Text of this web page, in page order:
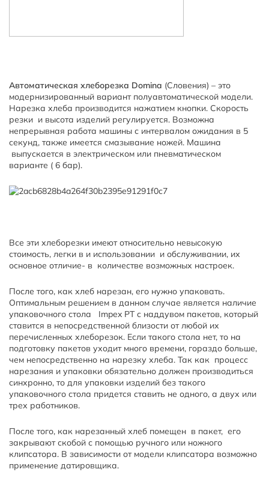
Автоматическая хлеборезка Domina (Словения) – это
модернизированный вариант полуавтоматической модели.
Нарезка хлеба производится нажатием кнопки. Скорость
резки и высота изделий регулируется. Возможна
непрерывная работа машины с интервалом ожидания в 5
секунд, также имеется смазывание ножей. Машина
выпускается в электрическом или пневматическом
варианте ( 6 бар).
Все эти хлеборезки имеют относительно невысокую
стоимость, легки в и использовании и обслуживании, их
основное отличие- в количестве возможных настроек.
После того, как хлеб нарезан, его нужно упаковать.
Оптимальным решением в данном случае является наличие
упаковочного стола Impex PT с наддувом пакетов, который
ставится в непосредственной близости от любой их
перечисленных хлеборезок. Если такого стола нет, то на
подготовку пакетов уходит много времени, гораздо больше,
чем непосредственно на нарезку хлеба. Так как процесс
нарезания и упаковки обязательно должен производиться
синхронно, то для упаковки изделий без такого
упаковочного стола придется ставить не одного, а двух или
трех работников.
После того, как нарезанный хлеб помещен в пакет, его
закрывают скобой с помощью ручного или ножного
клипсатора. В зависимости от модели клипсатора возможно
применение датировщика.